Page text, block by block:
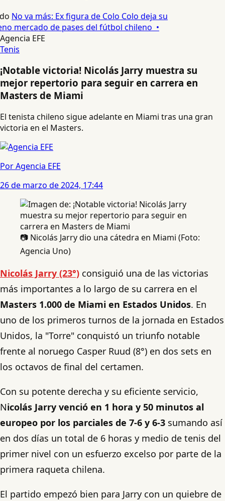
No va más: Ex figura de Colo Colo deja su
mercado de pases del fútbol chileno •
Agencia EFE
Tenis
¡Notable victoria! Nicolás Jarry muestra su
mejor repertorio para seguir en carrera en
Masters de Miami
El tenista chileno sigue adelante en Miami tras una gran
victoria en el Masters.
Por Agencia EFE
26 de marzo de 2024, 17:44
📷 Nicolás Jarry dio una cátedra en Miami (Foto:
Agencia Uno)
Nicolás Jarry (23°) consiguió una de las victorias
más importantes a lo largo de su carrera en el
Masters 1.000 de Miami en Estados Unidos. En
uno de los primeros turnos de la jornada en Estados
Unidos, la "Torre" conquistó un triunfo notable
frente al noruego Casper Ruud (8°) en dos sets en
los octavos de final del certamen.
Con su potente derecha y su eficiente servicio,
Nicolás Jarry venció en 1 hora y 50 minutos al
europeo por los parciales de 7-6 y 6-3 sumando así
en dos días un total de 6 horas y medio de tenis del
primer nivel con un esfuerzo excelso por parte de la
primera raqueta chilena.
El partido empezó bien para Jarry con un quiebre de